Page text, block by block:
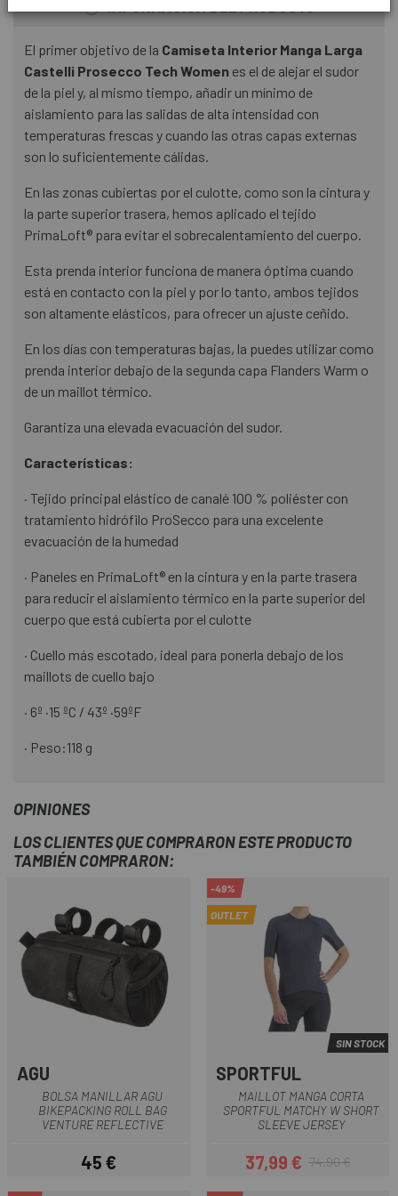
El primer objetivo de la Camiseta Interior Manga Larga
Castelli Prosecco Tech Women es el de alejar el sudor
de la piel y, al mismo tiempo, añadir un mínimo de
aislamiento para las salidas de alta intensidad con
temperaturas frescas y cuando las otras capas externas
son lo suficientemente cálidas.
En las zonas cubiertas por el culotte, como son la cintura y
la parte superior trasera, hemos aplicado el tejido
PrimaLoft® para evitar el sobrecalentamiento del cuerpo.
Esta prenda interior funciona de manera óptima cuando
está en contacto con la piel y por lo tanto, ambos tejidos
son altamente elásticos, para ofrecer un ajuste ceñido.
En los días con temperaturas bajas, la puedes utilizar como
prenda interior debajo de la segunda capa Flanders Warm o
de un maillot térmico.
Garantiza una elevada evacuación del sudor.
Características:
· Tejido principal elástico de canalé 100 % poliéster con
tratamiento hidrófilo ProSecco para una excelente
evacuación de la humedad
· Paneles en PrimaLoft® en la cintura y en la parte trasera
para reducir el aislamiento térmico en la parte superior del
cuerpo que está cubierta por el culotte
· Cuello más escotado, ideal para ponerla debajo de los
maillots de cuello bajo
· 6º ·15 ºC / 43º ·59ºF
· Peso:118 g
OPINIONES
LOS CLIENTES QUE COMPRARON ESTE PRODUCTO
TAMBIÉN COMPRARON:
AGU
BOLSA MANILLAR AGU
BIKEPACKING ROLL BAG
VENTURE REFLECTIVE
Precio
45 €
-49%
OUTLET
SIN STOCK
SPORTFUL
MAILLOT MANGA CORTA
SPORTFUL MATCHY W SHORT
SLEEVE JERSEY
Precio
37,99 €Precio regular
74,90 €